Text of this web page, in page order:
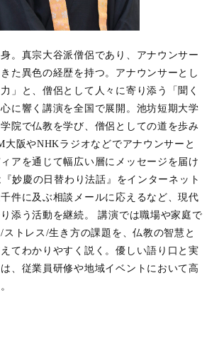
。真宗大谷派僧侶であり、アナウンサー
た異色の経歴を持つ。アナウンサーとし
」と、僧侶として人々に寄り添う「聞く
に響く講演を全国で展開。池坊短期大学
院で仏教を学び、僧侶としての道を歩み
大阪やNHKラジオなどでアナウンサーと
アを通じて幅広い層にメッセージを届け
妙慶の日替わり法話』をインターネット
件に及ぶ相談メールに応えるなど、現代
添う活動を継続。 講演では職場や家庭で
トレス/生き方の課題を、仏教の智慧と
てわかりやすく説く。優しい語り口と実
、従業員研修や地域イベントにおいて高